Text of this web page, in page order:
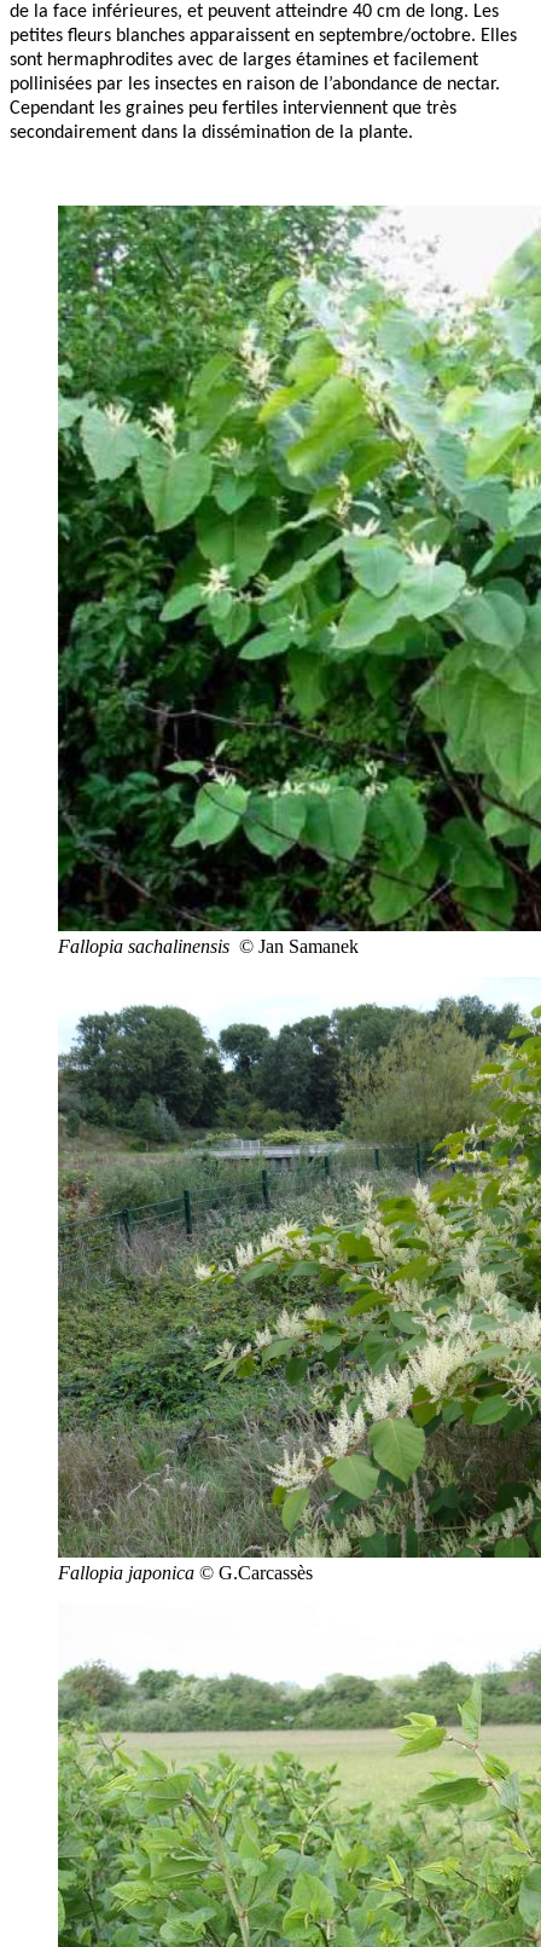
de la face inférieures, et peuvent atteindre 40 cm de long. Les
petites fleurs blanches apparaissent en septembre/octobre. Elles
sont hermaphrodites avec de larges étamines et facilement
pollinisées par les insectes en raison de l’abondance de nectar.
Cependant les graines peu fertiles interviennent que très
secondairement dans la dissémination de la plante.
Fallopia sachalinensis © Jan Samanek
Fallopia japonica © G.Carcassès